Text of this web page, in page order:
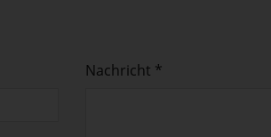
Nachricht *